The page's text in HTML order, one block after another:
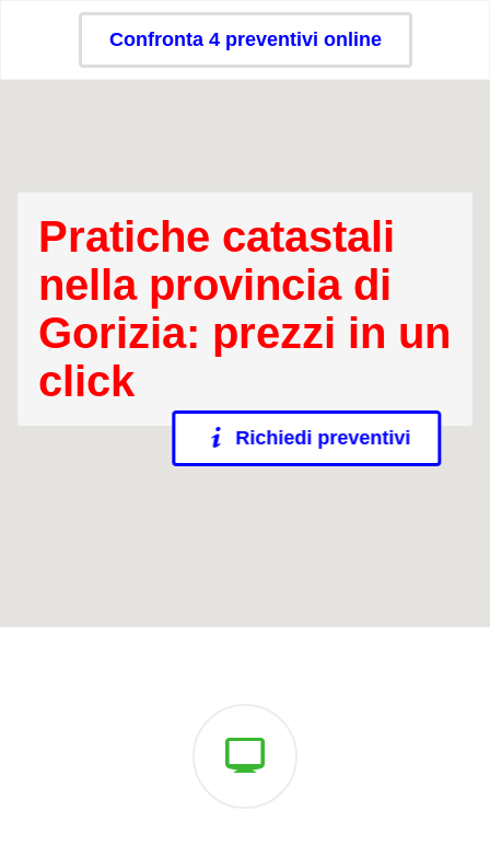
Confronta 4 preventivi online
Pratiche catastali
nella provincia di
Gorizia: prezzi in un
click
Richiedi preventivi